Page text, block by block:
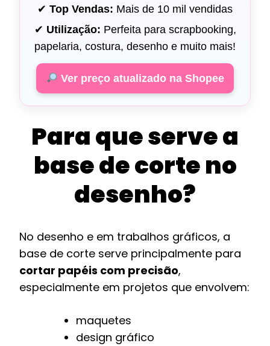
✔ Top Vendas: Mais de 10 mil vendidas
✔ Utilização: Perfeita para scrapbooking,
papelaria, costura, desenho e muito mais!
Ver preço atualizado na Shopee
Para que serve a
base de corte no
desenho?
No desenho e em trabalhos gráficos, a
base de corte serve principalmente para
cortar papéis com precisão,
especialmente em projetos que envolvem:
maquetes
design gráfico